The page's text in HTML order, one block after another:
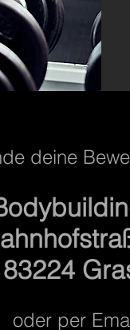
deine
83224
oder per